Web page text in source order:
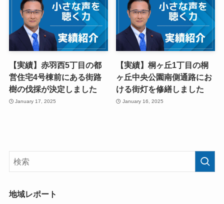
【実績】赤羽西5丁目の都
営住宅4号棟前にある街路
樹の伐採が決定しました
January 17, 2025
【実績】桐ヶ丘1丁目の桐
ヶ丘中央公園南側通路にお
ける街灯を修繕しました
January 16, 2025
地域レポート